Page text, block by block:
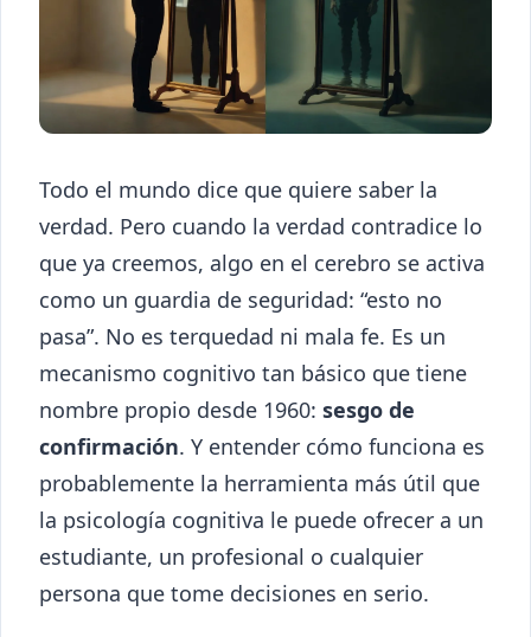
Todo el mundo dice que quiere saber la
verdad. Pero cuando la verdad contradice lo
que ya creemos, algo en el cerebro se activa
como un guardia de seguridad: “esto no
pasa”. No es terquedad ni mala fe. Es un
mecanismo cognitivo tan básico que tiene
nombre propio desde 1960: sesgo de
confirmación. Y entender cómo funciona es
probablemente la herramienta más útil que
la psicología cognitiva le puede ofrecer a un
estudiante, un profesional o cualquier
persona que tome decisiones en serio.